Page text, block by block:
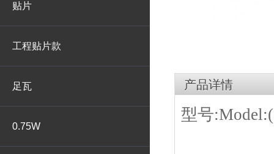
贴片
工程贴片款
足瓦
0.75W
产品详情
型号